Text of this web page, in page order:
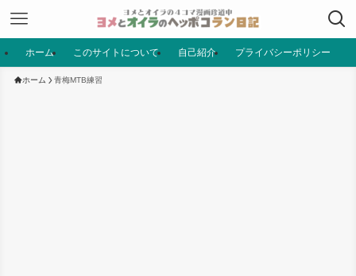
ホーム このサイトについて 自己紹介 プライバシーポリシー
ホーム 青梅MTB練習